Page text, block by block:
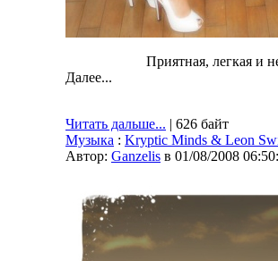
Приятная, легкая и
Далее...
Читать дальше... | 626 байт
Музыка : Kryptic Minds & Leon
Автор: Ganzelis в 01/08/2008